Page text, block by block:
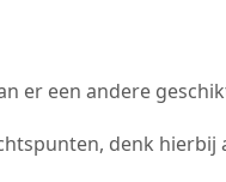
er een andere
denk hierbij